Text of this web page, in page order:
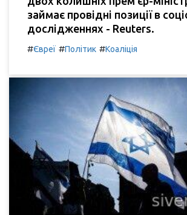
займає провідні позиції в
дослідженнях - Reuters.
#Євреї #Політик #Коаліція